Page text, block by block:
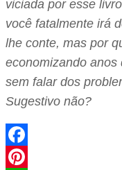
viciada por esse
você fatalmente irá
lhe conte, mas por
economizando
sem falar dos
Sugestivo não?
Facebook